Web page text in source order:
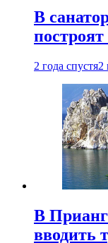
В
2 года спустя2
В
вводить